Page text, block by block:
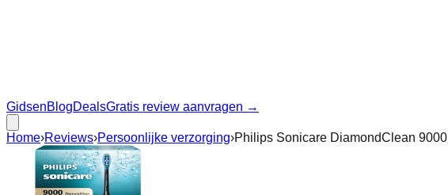
GidsenBlogDealsGratis review aanvragen →
Home›Reviews›Persoonlijke verzorging›Philips Sonicare DiamondClean 9000